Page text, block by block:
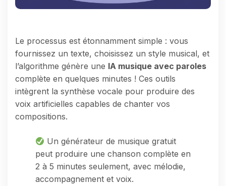
Le processus est étonnamment simple : vous
fournissez un texte, choisissez un style musical, et
l’algorithme génère une IA musique avec paroles
complète en quelques minutes ! Ces outils
intègrent la synthèse vocale pour produire des
voix artificielles capables de chanter vos
compositions.
Un générateur de musique gratuit
peut produire une chanson complète en
2 à 5 minutes seulement, avec mélodie,
accompagnement et voix.